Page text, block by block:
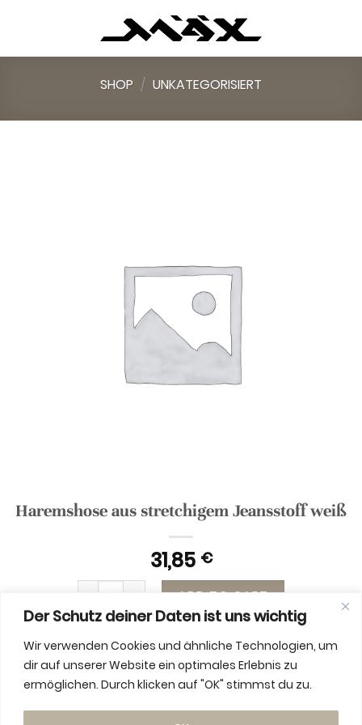
Der Schutz deiner Daten ist uns wichtig
Wir verwenden Cookies und ähnliche Technologien, um
dir auf unserer Website ein optimales Erlebnis zu
ermöglichen. Durch klicken auf "OK" stimmst du zu.
SHOP / UNKATEGORISIERT
Haremshose aus stretchigem Jeansstoff weiß
31,85 €
Haremshose aus stretchigem Jeansstoff weiß
ADD TO CART
ADDITIONAL INFORMATION